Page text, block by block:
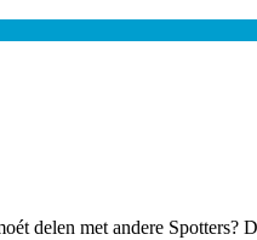
delen met andere Spotters?